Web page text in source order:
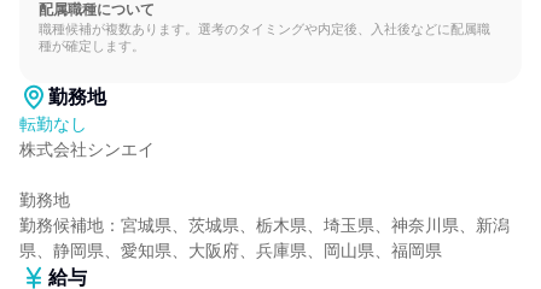
配属職種について
職種候補が複数あります。選考のタイミングや内定後、入社後などに配属職
種が確定します。
勤務地
転勤なし
株式会社シンエイ
勤務地
勤務候補地：宮城県、茨城県、栃木県、埼玉県、神奈川県、新潟
県、静岡県、愛知県、大阪府、兵庫県、岡山県、福岡県
給与